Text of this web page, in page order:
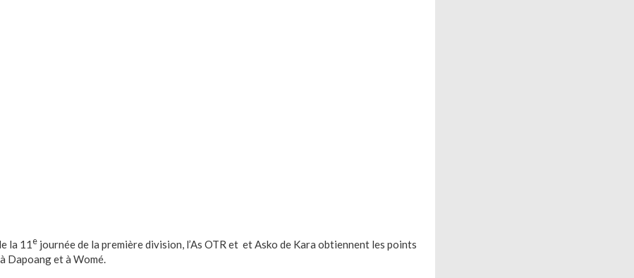
la 11e journée de la première division, l’As OTR et et Asko de Kara obtiennent les points
Dapoang et à Womé.